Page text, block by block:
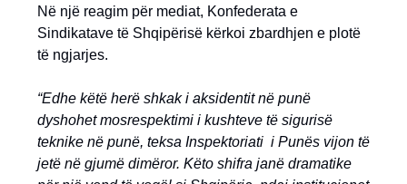
Në një reagim për mediat, Konfederata e
Sindikatave të Shqipërisë kërkoi zbardhjen e plotë
të ngjarjes.
“Edhe këtë herë shkak i aksidentit në punë
dyshohet mosrespektimi i kushteve të sigurisë
teknike në punë, teksa Inspektoriati i Punës vijon të
jetë në gjumë dimëror. Këto shifra janë dramatike